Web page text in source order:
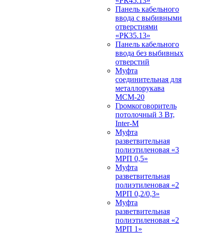
Панель кабельного
ввода с выбивными
отверстиями
«РК35.13»
Панель кабельного
ввода без выбивных
отверстий
Муфта
соединительная для
металлорукава
МСМ-20
Громкоговоритель
потолочный 3 Вт,
Inter-M
Муфта
разветвительная
полиэтиленовая «3
МРП 0,5»
Муфта
разветвительная
полиэтиленовая «2
МРП 0,2/0,3»
Муфта
разветвительная
полиэтиленовая «2
МРП 1»